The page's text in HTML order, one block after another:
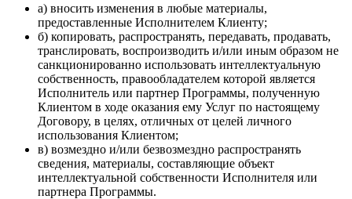
а) вносить изменения в любые материалы,
предоставленные Исполнителем Клиенту;
б) копировать, распространять, передавать, продавать,
транслировать, воспроизводить и/или иным образом не
санкционированно использовать интеллектуальную
собственность, правообладателем которой является
Исполнитель или партнер Программы, полученную
Клиентом в ходе оказания ему Услуг по настоящему
Договору, в целях, отличных от целей личного
использования Клиентом;
в) возмездно и/или безвозмездно распространять
сведения, материалы, составляющие объект
интеллектуальной собственности Исполнителя или
партнера Программы.